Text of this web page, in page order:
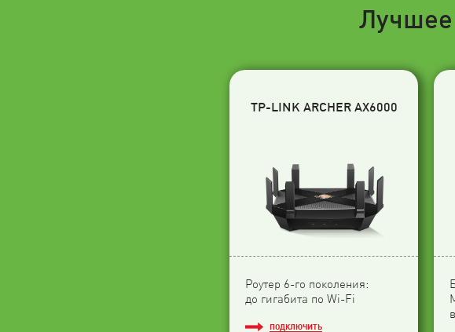
Лучшее
TP-LINK ARCHER AX6000
Роутер 6-го поколения:
до гигабита по Wi-Fi
ПОДКЛЮЧИТЬ